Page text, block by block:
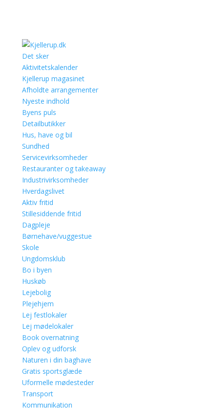
Det sker
Aktivitetskalender
Kjellerup magasinet
Afholdte arrangementer
Nyeste indhold
Byens puls
Detailbutikker
Hus, have og bil
Sundhed
Servicevirksomheder
Restauranter og takeaway
Industrivirksomheder
Hverdagslivet
Aktiv fritid
Stillesiddende fritid
Dagpleje
Børnehave/vuggestue
Skole
Ungdomsklub
Bo i byen
Huskøb
Lejebolig
Plejehjem
Lej festlokaler
Lej mødelokaler
Book overnatning
Oplev og udforsk
Naturen i din baghave
Gratis sportsglæde
Uformelle mødesteder
Transport
Kommunikation